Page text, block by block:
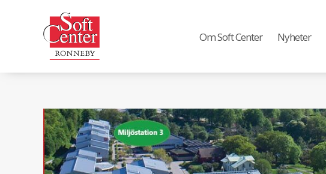
Om Soft Center Nyheter